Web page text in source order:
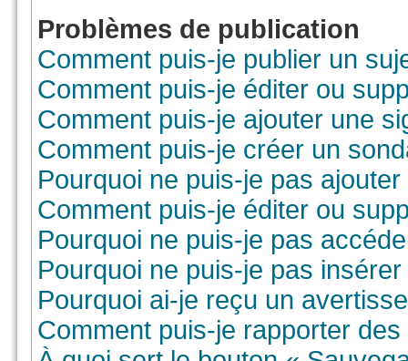
Problèmes de publication
Comment puis-je publier un
Comment puis-je éditer ou
Comment puis-je ajouter une
Comment puis-je créer un
Pourquoi ne puis-je pas
Comment puis-je éditer ou
Pourquoi ne puis-je pas
Pourquoi ne puis-je pas
Pourquoi ai-je reçu un
Comment puis-je rapporter